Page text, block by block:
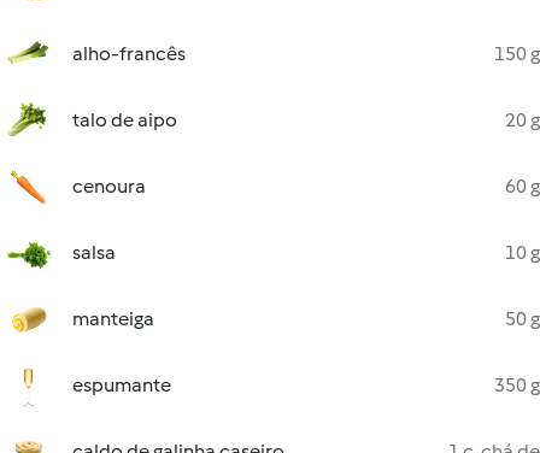
alho-francês 150 g
talo de aipo 20 g
cenoura 60 g
salsa 10 g
manteiga 50 g
espumante 350 g